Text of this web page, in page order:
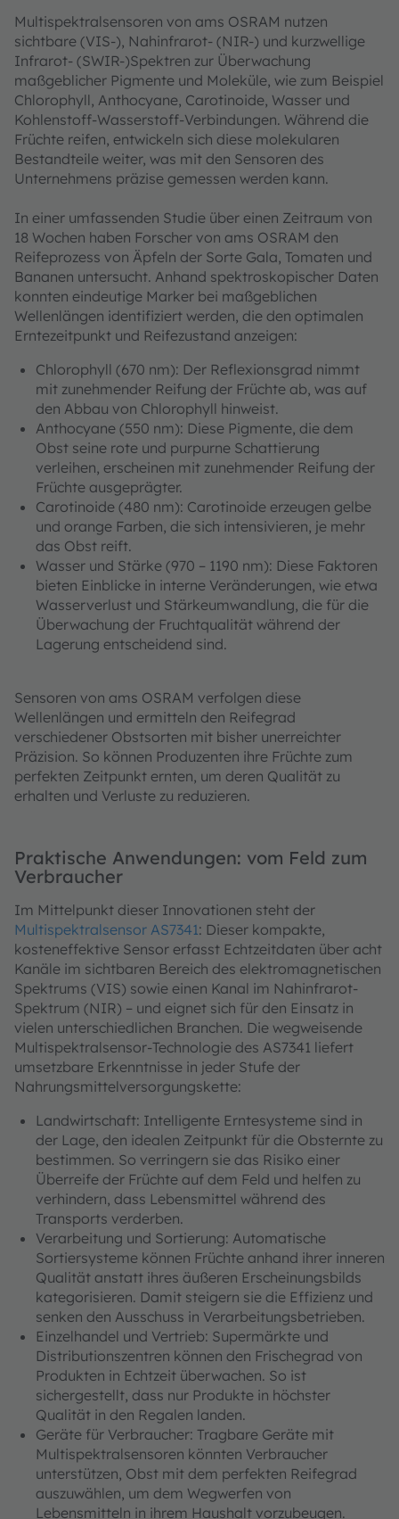
Multispektralsensoren von ams OSRAM nutzen
sichtbare (VIS-), Nahinfrarot- (NIR-) und kurzwellige
Infrarot- (SWIR-)Spektren zur Überwachung
maßgeblicher Pigmente und Moleküle, wie zum Beispiel
Chlorophyll, Anthocyane, Carotinoide, Wasser und
Kohlenstoff-Wasserstoff-Verbindungen. Während die
Früchte reifen, entwickeln sich diese molekularen
Bestandteile weiter, was mit den Sensoren des
Unternehmens präzise gemessen werden kann.
In einer umfassenden Studie über einen Zeitraum von
18 Wochen haben Forscher von ams OSRAM den
Reifeprozess von Äpfeln der Sorte Gala, Tomaten und
Bananen untersucht. Anhand spektroskopischer Daten
konnten eindeutige Marker bei maßgeblichen
Wellenlängen identifiziert werden, die den optimalen
Erntezeitpunkt und Reifezustand anzeigen:
Chlorophyll (670 nm): Der Reflexionsgrad nimmt
mit zunehmender Reifung der Früchte ab, was auf
den Abbau von Chlorophyll hinweist.
Anthocyane (550 nm): Diese Pigmente, die dem
Obst seine rote und purpurne Schattierung
verleihen, erscheinen mit zunehmender Reifung der
Früchte ausgeprägter.
Carotinoide (480 nm): Carotinoide erzeugen gelbe
und orange Farben, die sich intensivieren, je mehr
das Obst reift.
Wasser und Stärke (970 – 1190 nm): Diese Faktoren
bieten Einblicke in interne Veränderungen, wie etwa
Wasserverlust und Stärkeumwandlung, die für die
Überwachung der Fruchtqualität während der
Lagerung entscheidend sind.
Sensoren von ams OSRAM verfolgen diese
Wellenlängen und ermitteln den Reifegrad
verschiedener Obstsorten mit bisher unerreichter
Präzision. So können Produzenten ihre Früchte zum
perfekten Zeitpunkt ernten, um deren Qualität zu
erhalten und Verluste zu reduzieren.
Praktische Anwendungen: vom Feld zum
Verbraucher
Im Mittelpunkt dieser Innovationen steht der
Multispektralsensor AS7341: Dieser kompakte,
kosteneffektive Sensor erfasst Echtzeitdaten über acht
Kanäle im sichtbaren Bereich des elektromagnetischen
Spektrums (VIS) sowie einen Kanal im Nahinfrarot-
Spektrum (NIR) – und eignet sich für den Einsatz in
vielen unterschiedlichen Branchen. Die wegweisende
Multispektralsensor-Technologie des AS7341 liefert
umsetzbare Erkenntnisse in jeder Stufe der
Nahrungsmittelversorgungskette:
Landwirtschaft: Intelligente Erntesysteme sind in
der Lage, den idealen Zeitpunkt für die Obsternte zu
bestimmen. So verringern sie das Risiko einer
Überreife der Früchte auf dem Feld und helfen zu
verhindern, dass Lebensmittel während des
Transports verderben.
Verarbeitung und Sortierung: Automatische
Sortiersysteme können Früchte anhand ihrer inneren
Qualität anstatt ihres äußeren Erscheinungsbilds
kategorisieren. Damit steigern sie die Effizienz und
senken den Ausschuss in Verarbeitungsbetrieben.
Einzelhandel und Vertrieb: Supermärkte und
Distributionszentren können den Frischegrad von
Produkten in Echtzeit überwachen. So ist
sichergestellt, dass nur Produkte in höchster
Qualität in den Regalen landen.
Geräte für Verbraucher: Tragbare Geräte mit
Multispektralsensoren könnten Verbraucher
unterstützen, Obst mit dem perfekten Reifegrad
auszuwählen, um dem Wegwerfen von
Lebensmitteln in ihrem Haushalt vorzubeugen.